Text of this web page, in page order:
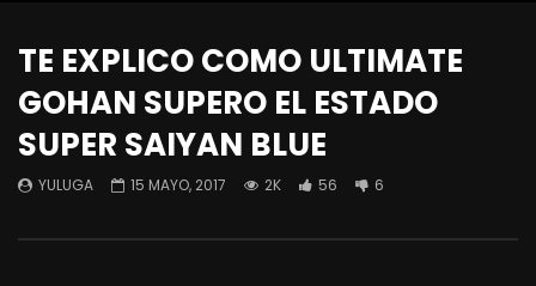
TE EXPLICO COMO ULTIMATE
GOHAN SUPERO EL ESTADO
SUPER SAIYAN BLUE
YULUGA 15 MAYO, 2017 2K 56 6